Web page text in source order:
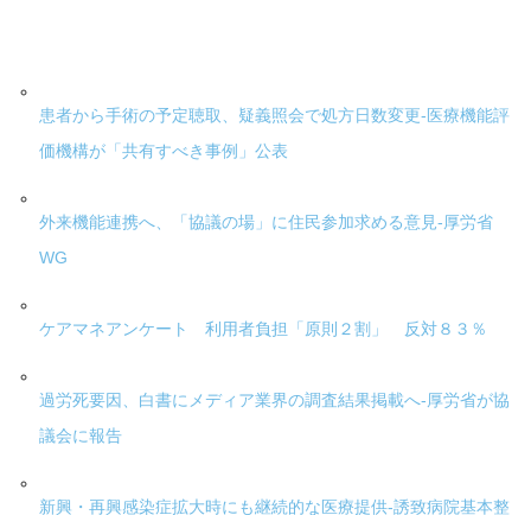
患者から手術の予定聴取、疑義照会で処方日数変更-医療機能評
価機構が「共有すべき事例」公表
外来機能連携へ、「協議の場」に住民参加求める意見-厚労省
WG
ケアマネアンケート 利用者負担「原則２割」 反対８３％
過労死要因、白書にメディア業界の調査結果掲載へ-厚労省が協
議会に報告
新興・再興感染症拡大時にも継続的な医療提供-誘致病院基本整